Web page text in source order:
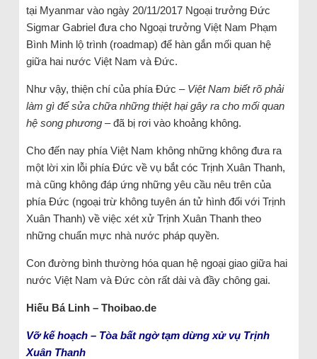
tại Myanmar vào ngày 20/11/2017 Ngoại trưởng Đức
Sigmar Gabriel đưa cho Ngoại trưởng Việt Nam Phạm
Bình Minh lộ trình (roadmap) để hàn gắn mối quan hệ
giữa hai nước Việt Nam và Đức.
Như vậy, thiện chí của phía Đức – Việt Nam biết rõ phải
làm gì để sửa chữa những thiệt hại gây ra cho mối quan
hệ song phương –đã bị rơi vào khoảng không.
Cho đến nay phía Việt Nam không những không đưa ra
một lời xin lỗi phía Đức về vụ bắt cóc Trịnh Xuân Thanh,
mà cũng không đáp ứng những yêu cầu nêu trên của
phía Đức (ngoại trừ không tuyên án tử hình đối với Trịnh
Xuân Thanh) về việc xét xử Trịnh Xuân Thanh theo
những chuẩn mực nhà nước pháp quyền.
Con đường bình thường hóa quan hệ ngoại giao giữa hai
nước Việt Nam và Đức còn rất dài và đầy chông gai.
Hiếu Bá Linh – Thoibao.de
Vỡ kế hoạch – Tòa bất ngờ tạm dừng xử vụ Trịnh
Xuân Thanh